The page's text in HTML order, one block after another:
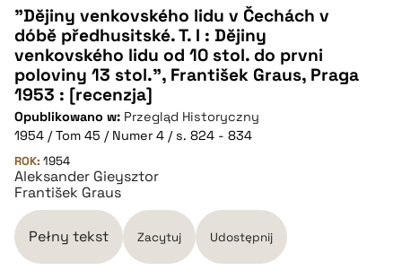
CZYSTY TEKST
pobierz cytat
BIBTEX
pobierz cytat
"Dĕjiny venkovského lidu v Čechách v
dóbě předhusitské. T. I : Dĕjiny
venkovského lidu od 10 stol. do prvni
poloviny 13 stol.", František Graus, Praga
1953 : [recenzja]
Opublikowano w: Przegląd Historyczny
1954 / Tom 45 / Numer 4 / s. 824 - 834
ROK: 1954
Aleksander Gieysztor
František Graus
Pełny tekst Zacytuj Udostępnij